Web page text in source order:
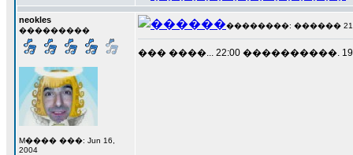
neokles
���������
M���� ���: Jun 16,
2004
��������: ������ 21
��� ����... 22:00 ����������.